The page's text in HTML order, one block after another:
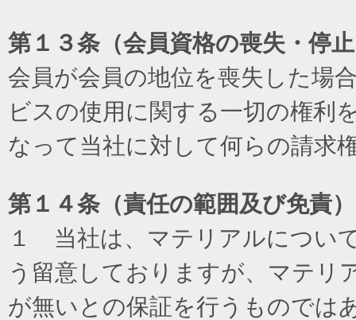
第１３条（会員資格の喪失・停
会員が会員の地位を喪失した場
ビスの使用に関する一切の権利
なって当社に対して何らの請求
第１４条（責任の範囲及び免責）
１ 当社は、マテリアルについ
う留意しておりますが、マテリ
が無いとの保証を行うものでは